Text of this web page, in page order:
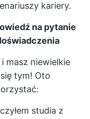
kariery.
na pytanie
masz niewielkie
tym! Oto
studia z